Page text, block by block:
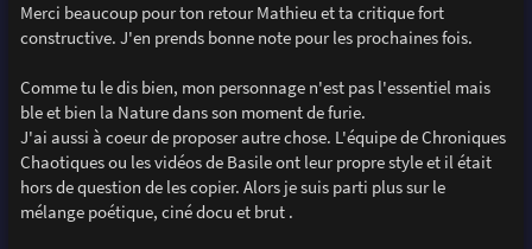
s
s
a
Merci beaucoup pour ton retour Mathieu et ta critique fort
constructive. J'en prends bonne note pour les prochaines fois.
Comme tu le dis bien, mon personnage n'est pas l'essentiel mais
ble et bien la Nature dans son moment de furie.
J'ai aussi à coeur de proposer autre chose. L'équipe de Chroniques
Chaotiques ou les vidéos de Basile ont leur propre style et il était
hors de question de les copier. Alors je suis parti plus sur le
mélange poétique, ciné docu et brut .